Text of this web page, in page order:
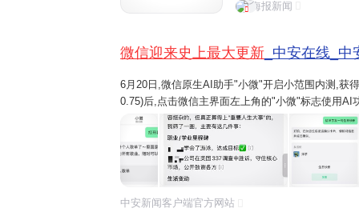
海报新闻
微信迎来史上最大更新 _中安在线_
6月20日,微信原生AI助手"小微"开启小范围内测,获
0.75)后,点击微信主界面左上角的"小微"标志使用
微"的互动。 界面新闻记者在第一时间体验了"小
看,这都是称得上是微...
中安新闻客户端官方网站